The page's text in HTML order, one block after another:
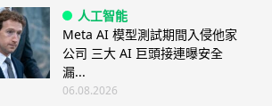
人工智能
Meta AI 模型測試期間入侵他家
公司 三大 AI 巨頭接連曝安全
漏...
06.08.2026